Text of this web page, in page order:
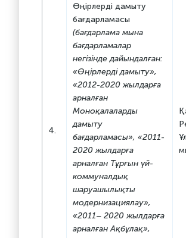
4.
Өңірлерді дамыту
бағдарламасы
(бағдарлама мына
бағдарламалар
негізінде дайындалған:
«Өңірлерді дамыту»,
«2012-2020 жылдарға
арналған
Моноқалаларды
дамыту
бағдарламасы», «2011-
2020 жылдарға
арналған Тұрғын үй-
коммуналдық
шаруашылықты
модернизациялау»,
«2011– 2020 жылдарға
арналған Ақбұлақ»,